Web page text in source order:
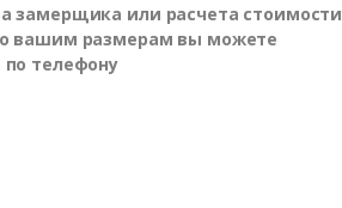
замерщика или расчета стоимости
вашим размерам вы можете
по телефону